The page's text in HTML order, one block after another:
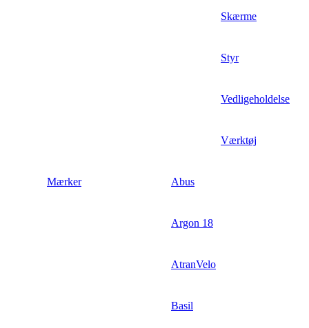
Skærme
Styr
Vedligeholdelse
Værktøj
Mærker Abus
Argon 18
AtranVelo
Basil